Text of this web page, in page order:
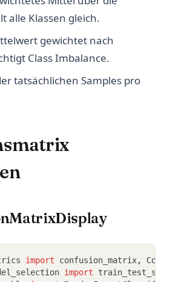
alle Klassen gleich.
gewichtet nach
Class Imbalance.
tatsächlichen Samples pro
import confusion_matrix,
import